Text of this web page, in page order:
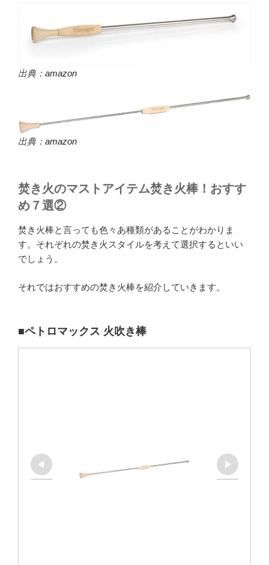
出典： amazon
出典： amazon
焚き火のマストアイテム焚き火棒！おすす
め７選②
焚き火棒と言っても色々あ種類があることがわかりま
す。それぞれの焚き火スタイルを考えて選択するといい
でしょう。
それではおすすめの焚き火棒を紹介していきます。
■ペトロマックス 火吹き棒